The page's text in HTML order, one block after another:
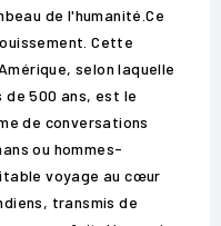
de l'humanité.Ce
Cette
selon laquelle
de 500 ans, est le
de conversations
ou hommes-
voyage au cœur
transmis de